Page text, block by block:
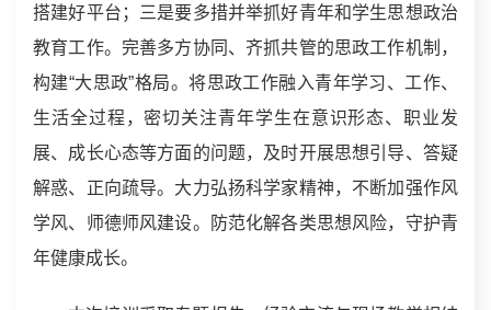
搭建好平台；三是要多措并举抓好青年和学生思想政治
教育工作。完善多方协同、齐抓共管的思政工作机制，
构建“大思政”格局。将思政工作融入青年学习、工作、
生活全过程，密切关注青年学生在意识形态、职业发
展、成长心态等方面的问题，及时开展思想引导、答疑
解惑、正向疏导。大力弘扬科学家精神，不断加强作风
学风、师德师风建设。防范化解各类思想风险，守护青
年健康成长。